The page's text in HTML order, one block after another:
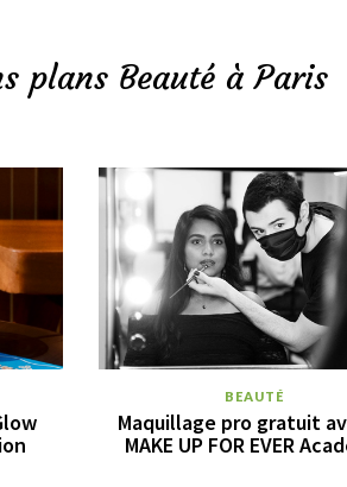
plans Beauté à Paris
BEAUTÉ
Maquillage pro gratuit
MAKE UP FOR EVER